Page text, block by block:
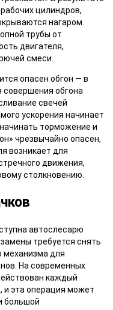
цилиндров,
нагаром.
трубы от
двигателя,
смеси.
опасен обгон — в
обгона
свечей
ускорения начинает
торможение и
чрезвычайно опасен,
возникает для
движения,
столкновению.
автослесарю
требуется снять
механизма для
На современных
каждый
и эта операция может
большой